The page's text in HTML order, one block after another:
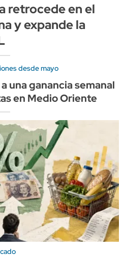
retrocede en el
y expande la
desde mayo
una ganancia semanal
en Medio Oriente